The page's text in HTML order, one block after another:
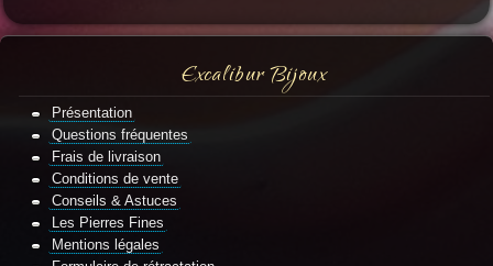
Excalibur Bijoux
Présentation
Questions fréquentes
Frais de livraison
Conditions de vente
Conseils & Astuces
Les Pierres Fines
Mentions légales